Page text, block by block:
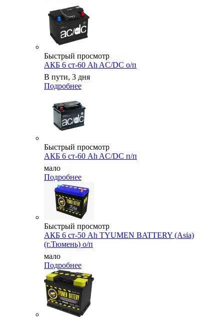
Быстрый просмотр
АКБ 6 ст-60 Ah AC/DC о/п
В пути, 3 дня
Подробнее
Быстрый просмотр
АКБ 6 ст-60 Ah AC/DC п/п
мало
Подробнее
Быстрый просмотр
АКБ 6 ст-50 Аh TYUMEN BATTERY (Asia)
(г.Тюмень) о/п
мало
Подробнее